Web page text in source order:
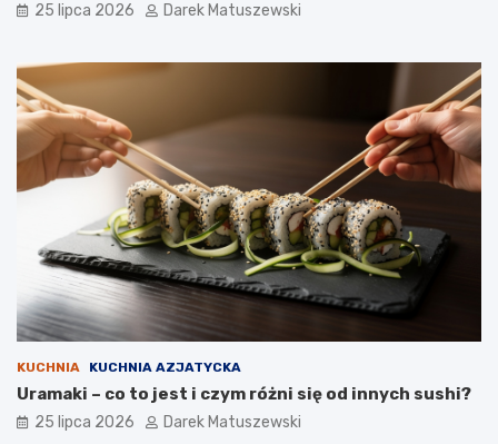
25 lipca 2026 Darek Matuszewski
KUCHNIA KUCHNIA AZJATYCKA
Uramaki – co to jest i czym różni się od innych sushi?
25 lipca 2026 Darek Matuszewski